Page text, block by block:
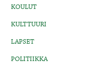
KOULUT
KULTTUURI
LAPSET
POLITIIKKA